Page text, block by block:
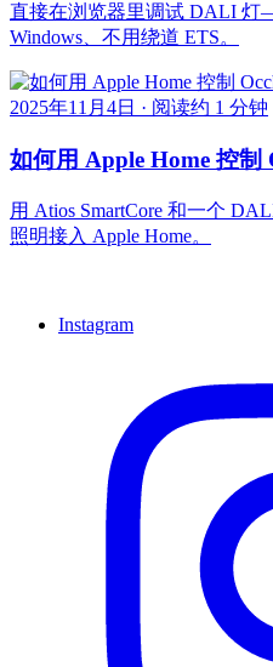
直接在浏览器里调试 DALI
Windows、不用绕道 ETS。
2025年11月4日 · 阅读约 1 分钟
如何用 Apple Home 控制
用 Atios SmartCore 和一个
照明接入 Apple Home。
Instagram